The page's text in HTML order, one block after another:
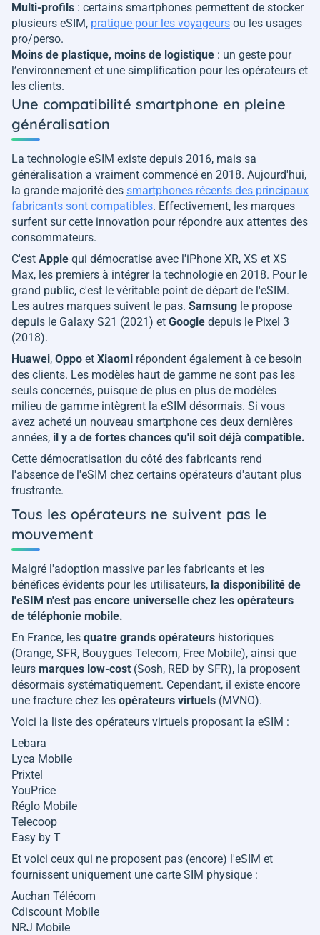
Multi-profils : certains smartphones permettent de stocker
plusieurs eSIM, pratique pour les voyageurs ou les usages
pro/perso.
Moins de plastique, moins de logistique : un geste pour
l’environnement et une simplification pour les opérateurs et
les clients.
Une compatibilité smartphone en pleine
généralisation
La technologie eSIM existe depuis 2016, mais sa
généralisation a vraiment commencé en 2018. Aujourd'hui,
la grande majorité des smartphones récents des principaux
fabricants sont compatibles. Effectivement, les marques
surfent sur cette innovation pour répondre aux attentes des
consommateurs.
C'est Apple qui démocratise avec l'iPhone XR, XS et XS
Max, les premiers à intégrer la technologie en 2018. Pour le
grand public, c'est le véritable point de départ de l'eSIM.
Les autres marques suivent le pas. Samsung le propose
depuis le Galaxy S21 (2021) et Google depuis le Pixel 3
(2018).
Huawei, Oppo et Xiaomi répondent également à ce besoin
des clients. Les modèles haut de gamme ne sont pas les
seuls concernés, puisque de plus en plus de modèles
milieu de gamme intègrent la eSIM désormais. Si vous
avez acheté un nouveau smartphone ces deux dernières
années, il y a de fortes chances qu'il soit déjà compatible.
Cette démocratisation du côté des fabricants rend
l'absence de l'eSIM chez certains opérateurs d'autant plus
frustrante.
Tous les opérateurs ne suivent pas le
mouvement
Malgré l'adoption massive par les fabricants et les
bénéfices évidents pour les utilisateurs, la disponibilité de
l'eSIM n'est pas encore universelle chez les opérateurs
de téléphonie mobile.
En France, les quatre grands opérateurs historiques
(Orange, SFR, Bouygues Telecom, Free Mobile), ainsi que
leurs marques low-cost (Sosh, RED by SFR), la proposent
désormais systématiquement. Cependant, il existe encore
une fracture chez les opérateurs virtuels (MVNO).
Voici la liste des opérateurs virtuels proposant la eSIM :
Lebara
Lyca Mobile
Prixtel
YouPrice
Réglo Mobile
Telecoop
Easy by T
Et voici ceux qui ne proposent pas (encore) l'eSIM et
fournissent uniquement une carte SIM physique :
Auchan Télécom
Cdiscount Mobile
NRJ Mobile